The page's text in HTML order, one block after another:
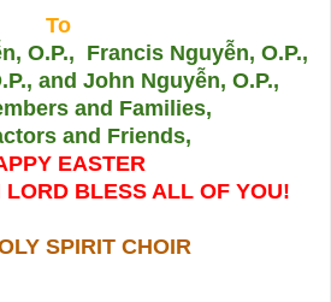
To
O.P., Francis Nguyễn, O.P.,
and John Nguyễn, O.P.,
and Families,
and Friends,
EASTER
LORD BLESS ALL OF YOU!
SPIRIT CHOIR